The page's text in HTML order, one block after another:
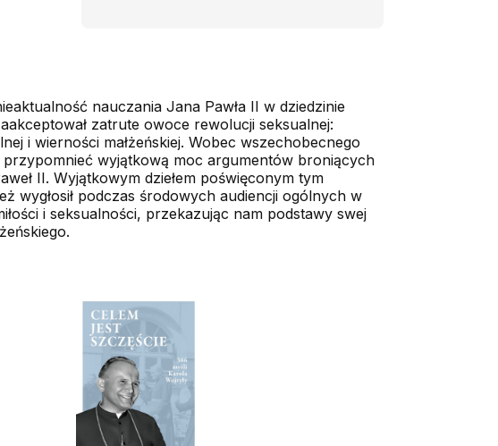
nauczania Jana Pawła II w dziedzinie
zatrute owoce rewolucji seksualnej:
i wierności małżeńskiej. Wobec wszechobecnego
wyjątkową moc argumentów broniących
II. Wyjątkowym dziełem poświęconym tym
wygłosił podczas środowych audiencji ogólnych w
i seksualności, przekazując nam podstawy swej